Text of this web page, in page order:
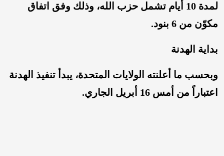
لمدة 10 أيام تشمل حزب الله، وذلك وفق اتفاق
مكوّن من 6 بنود.
بداية الهدنة
وبحسب ما أعلنته الولايات المتحدة، يبدأ تنفيذ الهدنة
اعتباراً من أمس 16 أبريل الجاري.